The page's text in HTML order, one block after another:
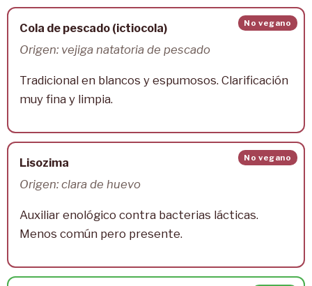
No vegano
Cola de pescado (ictiocola)
Origen: vejiga natatoria de pescado
Tradicional en blancos y espumosos. Clarificación
muy fina y limpia.
No vegano
Lisozima
Origen: clara de huevo
Auxiliar enológico contra bacterias lácticas.
Menos común pero presente.